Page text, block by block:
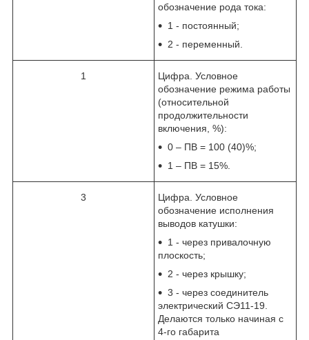
обозначение рода тока:
1 - постоянный;
2 - переменный.
1
Цифра. Условное
обозначение режима работы
(относительной
продолжительности
включения, %):
0 – ПВ = 100 (40)%;
1 – ПВ = 15%.
3
Цифра. Условное
обозначение исполнения
выводов катушки:
1 - через привалочную
плоскость;
2 - через крышку;
3 - через соединитель
электрический СЭ11-19.
Делаются только начиная с
4-го габарита